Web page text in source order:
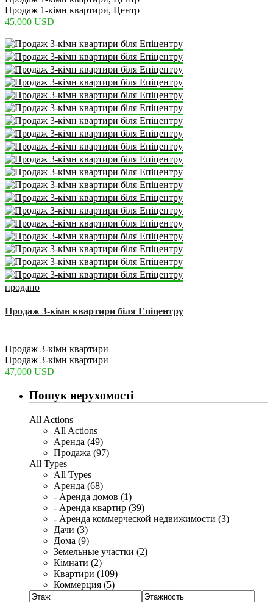
Продаж 1-кімн квартири, Центр
45,000 USD
продано
Продаж 3-кімн квартири біля Епіцентру
Продаж 3-кімн квартири
Продаж 3-кімн квартири
47,000 USD
Пошук нерухомості
All Actions
All Actions
Аренда (49)
Продажа (97)
All Types
All Types
Аренда (68)
- Аренда домов (1)
- Аренда квартир (39)
- Аренда коммерческой недвижимости (3)
Дачи (3)
Дома (9)
Земельные участки (2)
Кімнати (2)
Квартири (109)
Коммерция (5)